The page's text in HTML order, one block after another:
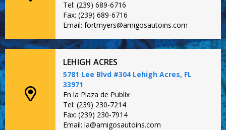
Tel: (239) 689-6716
Fax: (239) 689-6716
Email: fortmyers@amigosautoins.com
LEHIGH ACRES
5781 Lee Blvd #304 Lehigh Acres, FL
33971
En la Plaza de Publix
Tel: (239) 230-7214
Fax: (239) 230-7914
Email: la@amigosautoins.com